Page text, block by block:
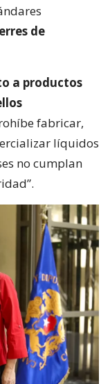
de
a productos
fabricar,
líquidos
no cumplan